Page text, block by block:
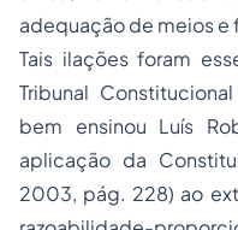
adequação de meios e
Tais ilações foram
Tribunal
bem ensinou Luís
aplicação da
2003, pág. 228) ao